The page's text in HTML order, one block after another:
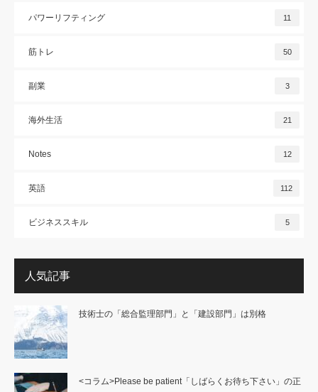
パワーリフティング 11
筋トレ 50
副業 3
海外生活 21
Notes 12
英語 112
ビジネススキル 5
人気記事
技術士の「総合監理部門」と「建設部門」は別格
<コラム>Please be patient「しばらくお待ち下さい」の正